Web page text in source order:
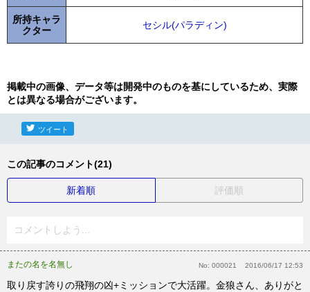
所持キャラ
クター
セシル(パラディン)
掲載中の画像、データ等は開発中のものを基にしているため、実際
とは異なる場合がございます。
ツイート
この記事のコメント(21)
新着順 評価順
コメントしよう...
またの名を名無し No: 000021 2016/06/17 12:53
取り戻す誇りの飛翔の凶+ミッションで大活躍。金狼さん、ありがと